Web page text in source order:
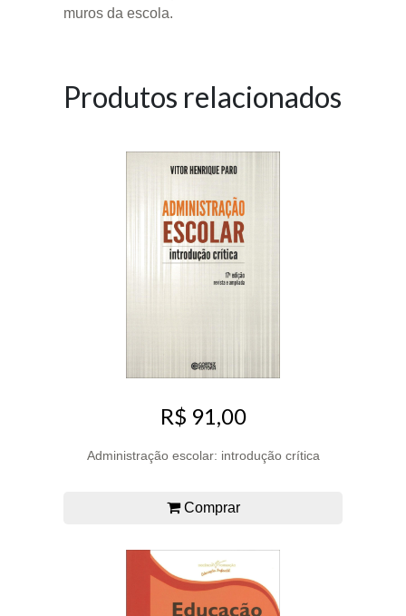
muros da escola.
Produtos relacionados
R$ 91,00
Administração escolar: introdução crítica
Comprar